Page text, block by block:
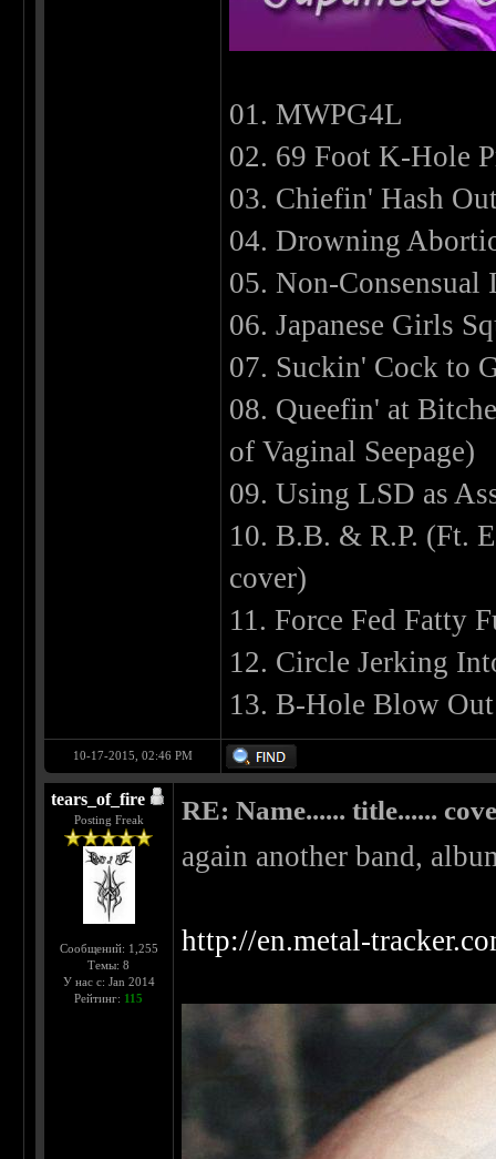
01. MWPG4L
02. 69 Foot K-Hole
03. Chiefin' Hash
04. Drowning
05. Non-
06. Japanese Girls
07. Suckin' Cock to
08. Queefin' at
of Vaginal Seepage)
09. Using LSD as
10. B.B. & R.P. (Ft.
cover)
11. Force Fed Fatty
12. Circle Jerking
13. B-Hole Blow
10-17-2015, 02:46 PM
tears_of_fire
Posting Freak
Сообщений: 1,255
Темы: 8
У нас с: Jan 2014
Рейтинг: 115
RE: Name...... title......
again another band,
http://en.metal-